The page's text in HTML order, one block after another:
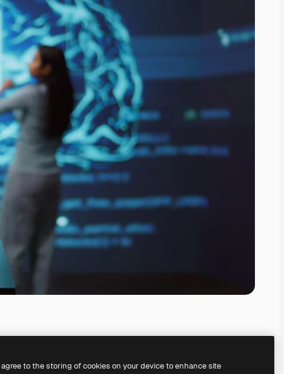
to the storing of cookies on your device to enhance site